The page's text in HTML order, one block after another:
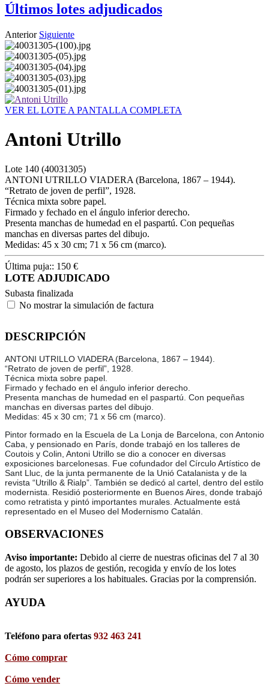
Últimos lotes adjudicados
Anterior Siguiente
VER EL LOTE A PANTALLA COMPLETA
Antoni Utrillo
Lote 140 (40031305)
ANTONI UTRILLO VIADERA (Barcelona, 1867 – 1944).
“Retrato de joven de perfil”, 1928.
Técnica mixta sobre papel.
Firmado y fechado en el ángulo inferior derecho.
Presenta manchas de humedad en el paspartú. Con pequeñas
manchas en diversas partes del dibujo.
Medidas: 45 x 30 cm; 71 x 56 cm (marco).
Última puja:: 150 €
LOTE ADJUDICADO
Subasta finalizada
No mostrar la simulación de factura
DESCRIPCIÓN
ANTONI UTRILLO VIADERA (Barcelona, 1867 – 1944).
“Retrato de joven de perfil”, 1928.
Técnica mixta sobre papel.
Firmado y fechado en el ángulo inferior derecho.
Presenta manchas de humedad en el paspartú. Con pequeñas
manchas en diversas partes del dibujo.
Medidas: 45 x 30 cm; 71 x 56 cm (marco).
Pintor formado en la Escuela de La Lonja de Barcelona, con Antonio
Caba, y pensionado en París, donde trabajó en los talleres de
Coutois y Colin, Antoni Utrillo se dio a conocer en diversas
exposiciones barcelonesas. Fue cofundador del Círculo Artístico de
Sant Lluc, de la junta permanente de la Unió Catalanista y de la
revista “Utrillo & Rialp”. También se dedicó al cartel, dentro del estilo
modernista. Residió posteriormente en Buenos Aires, donde trabajó
como retratista y pintó importantes murales. Actualmente está
representado en el Museo del Modernismo Catalán.
OBSERVACIONES
Aviso importante: Debido al cierre de nuestras oficinas del 7 al 30
de agosto, los plazos de gestión, recogida y envío de los lotes
podrán ser superiores a los habituales. Gracias por la comprensión.
AYUDA
Teléfono para ofertas 932 463 241
Cómo comprar
Cómo vender